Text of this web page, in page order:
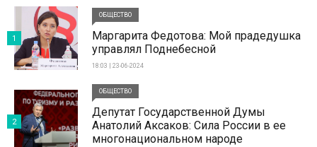
ОБЩЕСТВО
Маргарита Федотова: Мой прадедушка
управлял Поднебесной
18:03 | 23-06-2024
1
ОБЩЕСТВО
Депутат Государственной Думы
Анатолий Аксаков: Сила России в ее
многонациональном народе
2